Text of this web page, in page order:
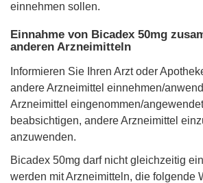
einnehmen sollen.
Einnahme von Bicadex 50mg
anderen Arzneimitteln
Informieren Sie Ihren Arzt oder
andere Arzneimittel einnehmen/
Arzneimittel eingenommen/
beabsichtigen, andere Arzneimittel
anzuwenden.
Bicadex 50mg darf nicht gleichzeitig
werden mit Arzneimitteln, die folgende